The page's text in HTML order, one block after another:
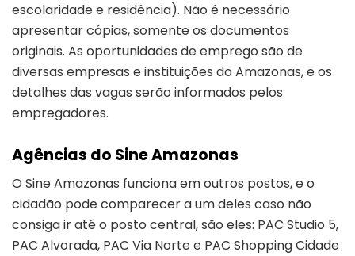
escolaridade e residência). Não é necessário
apresentar cópias, somente os documentos
originais. As oportunidades de emprego são de
diversas empresas e instituições do Amazonas, e os
detalhes das vagas serão informados pelos
empregadores.
Agências do Sine Amazonas
O Sine Amazonas funciona em outros postos, e o
cidadão pode comparecer a um deles caso não
consiga ir até o posto central, são eles: PAC Studio 5,
PAC Alvorada, PAC Via Norte e PAC Shopping Cidade